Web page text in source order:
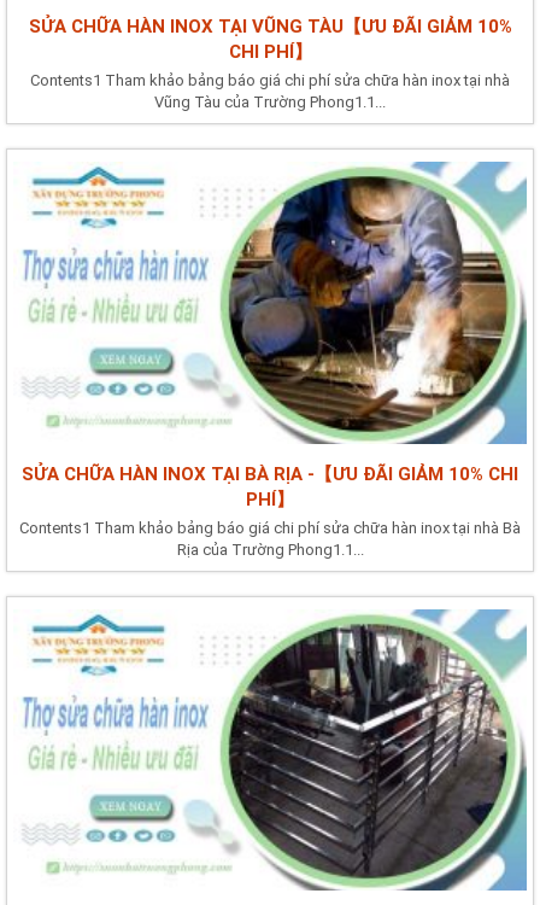
SỬA CHỮA HÀN INOX TẠI VŨNG TÀU【ƯU ĐÃI GIẢM 10%
CHI PHÍ】
Contents1 Tham khảo bảng báo giá chi phí sửa chữa hàn inox tại nhà
Vũng Tàu của Trường Phong1.1...
SỬA CHỮA HÀN INOX TẠI BÀ RỊA -【ƯU ĐÃI GIẢM 10% CHI
PHÍ】
Contents1 Tham khảo bảng báo giá chi phí sửa chữa hàn inox tại nhà Bà
Rịa của Trường Phong1.1...